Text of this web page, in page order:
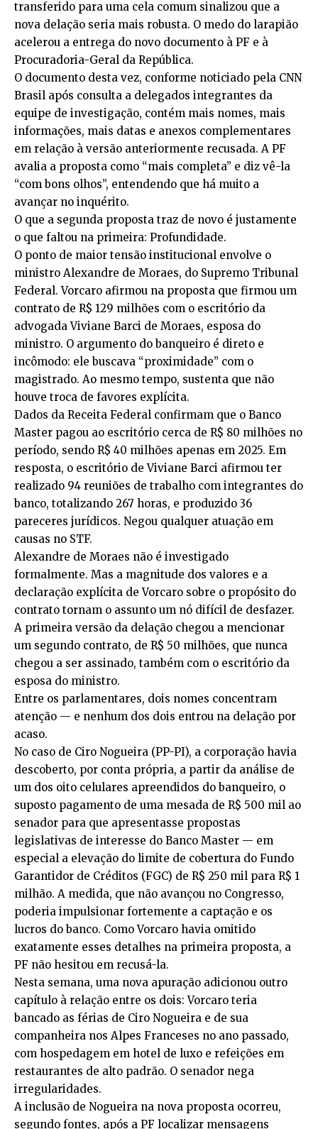
transferido para uma cela comum sinalizou que a
nova delação seria mais robusta. O medo do larapião
acelerou a entrega do novo documento à PF e à
Procuradoria-Geral da República.
O documento desta vez, conforme noticiado pela CNN
Brasil após consulta a delegados integrantes da
equipe de investigação, contém mais nomes, mais
informações, mais datas e anexos complementares
em relação à versão anteriormente recusada. A PF
avalia a proposta como “mais completa” e diz vê-la
“com bons olhos”, entendendo que há muito a
avançar no inquérito.
O que a segunda proposta traz de novo é justamente
o que faltou na primeira: Profundidade.
O ponto de maior tensão institucional envolve o
ministro Alexandre de Moraes, do Supremo Tribunal
Federal. Vorcaro afirmou na proposta que firmou um
contrato de R$ 129 milhões com o escritório da
advogada Viviane Barci de Moraes, esposa do
ministro. O argumento do banqueiro é direto e
incômodo: ele buscava “proximidade” com o
magistrado. Ao mesmo tempo, sustenta que não
houve troca de favores explícita.
Dados da Receita Federal confirmam que o Banco
Master pagou ao escritório cerca de R$ 80 milhões no
período, sendo R$ 40 milhões apenas em 2025. Em
resposta, o escritório de Viviane Barci afirmou ter
realizado 94 reuniões de trabalho com integrantes do
banco, totalizando 267 horas, e produzido 36
pareceres jurídicos. Negou qualquer atuação em
causas no STF.
Alexandre de Moraes não é investigado
formalmente. Mas a magnitude dos valores e a
declaração explícita de Vorcaro sobre o propósito do
contrato tornam o assunto um nó difícil de desfazer.
A primeira versão da delação chegou a mencionar
um segundo contrato, de R$ 50 milhões, que nunca
chegou a ser assinado, também com o escritório da
esposa do ministro.
Entre os parlamentares, dois nomes concentram
atenção — e nenhum dos dois entrou na delação por
acaso.
No caso de Ciro Nogueira (PP-PI), a corporação havia
descoberto, por conta própria, a partir da análise de
um dos oito celulares apreendidos do banqueiro, o
suposto pagamento de uma mesada de R$ 500 mil ao
senador para que apresentasse propostas
legislativas de interesse do Banco Master — em
especial a elevação do limite de cobertura do Fundo
Garantidor de Créditos (FGC) de R$ 250 mil para R$ 1
milhão. A medida, que não avançou no Congresso,
poderia impulsionar fortemente a captação e os
lucros do banco. Como Vorcaro havia omitido
exatamente esses detalhes na primeira proposta, a
PF não hesitou em recusá-la.
Nesta semana, uma nova apuração adicionou outro
capítulo à relação entre os dois: Vorcaro teria
bancado as férias de Ciro Nogueira e de sua
companheira nos Alpes Franceses no ano passado,
com hospedagem em hotel de luxo e refeições em
restaurantes de alto padrão. O senador nega
irregularidades.
A inclusão de Nogueira na nova proposta ocorreu,
segundo fontes, após a PF localizar mensagens